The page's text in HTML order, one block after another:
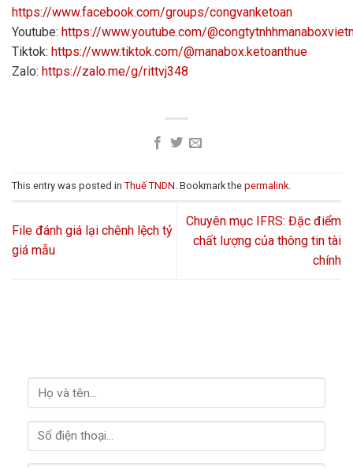
https://www.facebook.com/groups/congvanketoan
Youtube: https://www.youtube.com/
Tiktok: https://www.tiktok.com/@manabox.ketoanthue
Zalo: https://zalo.me/g/rittvj348
This entry was posted in Thuế TNDN. Bookmark the permalink.
File đánh giá lại chênh lệch tỷ
giá mẫu
Chuyên mục IFRS: Đặc điểm
chất lượng của thông tin tài
chính